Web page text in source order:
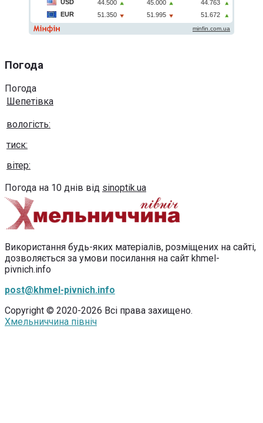
Погода
Погода
Шепетівка
вологість:
тиск:
вітер:
Погода на 10 днів від sinoptik.ua
Використання будь-яких матеріалів, розміщених на сайті,
дозволяється за умови посилання на сайт khmel-
pivnich.info
post@khmel-pivnich.info
Copyright © 2020-2026 Всі права захищено.
Хмельниччина північ